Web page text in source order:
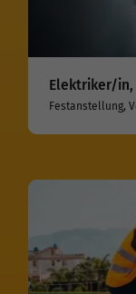
Elektriker/
Festanstellung,